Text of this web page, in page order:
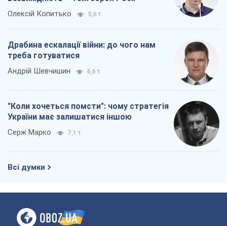
Олексій Копитько 5,6 т.
Драбина ескалації війни: до чого нам
треба готуватися
Андрій Шевчишин 6,6 т.
"Коли хочеться помсти": чому стратегія
України має залишатися іншою
Серж Марко 7,1 т.
Всі думки